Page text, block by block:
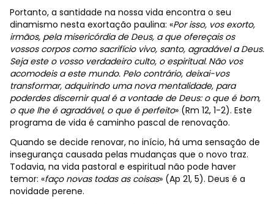
Portanto, a santidade na nossa vida encontra o seu
dinamismo nesta exortação paulina: «Por isso, vos exorto,
irmãos, pela misericórdia de Deus, a que ofereçais os
vossos corpos como sacrifício vivo, santo, agradável a Deus.
Seja este o vosso verdadeiro culto, o espiritual. Não vos
acomodeis a este mundo. Pelo contrário, deixai-vos
transformar, adquirindo uma nova mentalidade, para
poderdes discernir qual é a vontade de Deus: o que é bom,
o que lhe é agradável, o que é perfeito» (Rm 12, 1-2). Este
programa de vida é caminho pascal de renovação.
Quando se decide renovar, no início, há uma sensação de
insegurança causada pelas mudanças que o novo traz.
Todavia, na vida pastoral e espiritual não pode haver
temor: «faço novas todas as coisas» (Ap 21, 5). Deus é a
novidade perene.